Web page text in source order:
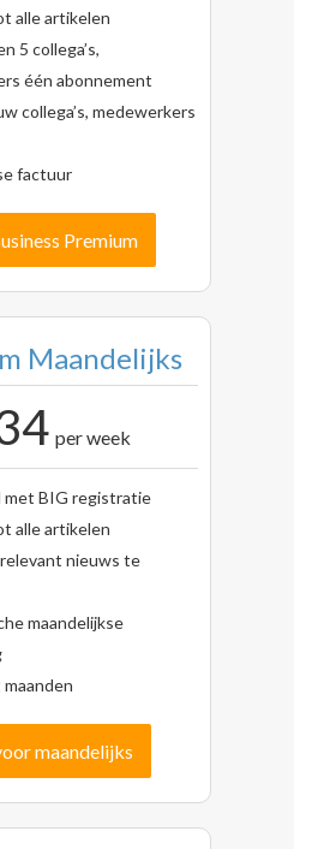
alle artikelen
5 collega’s,
één abonnement
collega’s, medewerkers
factuur
Premium
Maandelijks
per week
BIG registratie
alle artikelen
nieuws te
maandelijkse
maandelijks